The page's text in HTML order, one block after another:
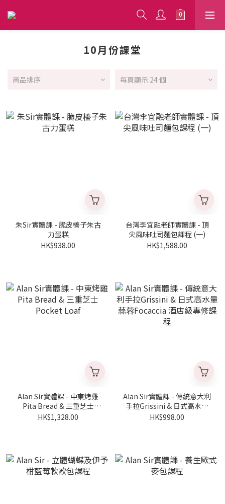
10月份課堂
商品排序 每頁顯示 24 個
朱Sir實體課 - 脆皮榛子朱古
力蛋糕
HK$938.00
台灣李宜融老師實體課 - 頂
尖風味吐司麵包課程 (一)
HK$1,588.00
Alan Sir實體課 - 中東烤雞
Pita Bread & 三重芝士
Pocket Loaf
HK$1,328.00
Alan Sir實體課 - 傳統意大利
手拉Grissini & 日式高水量
蒜蓉Focaccia 酒店級專修課
HK$998.00